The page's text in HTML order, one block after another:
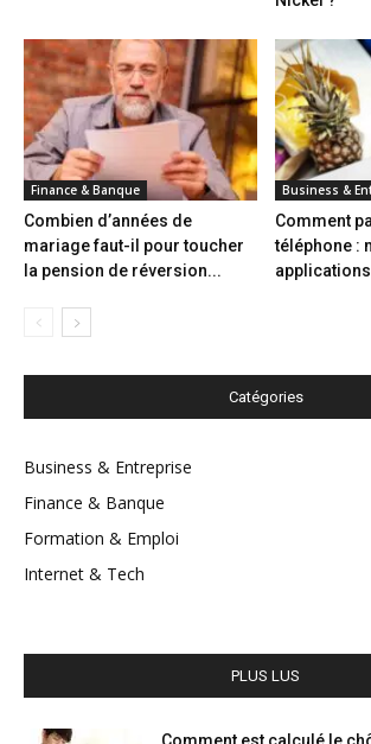
Finance & Banque
Combien d’années de
mariage faut-il pour toucher
la pension de réversion...
Business &
Comment
téléphone :
applications
Catégories
Business & Entreprise
Finance & Banque
Formation & Emploi
Internet & Tech
PLUS LUS
Comment est calculé le